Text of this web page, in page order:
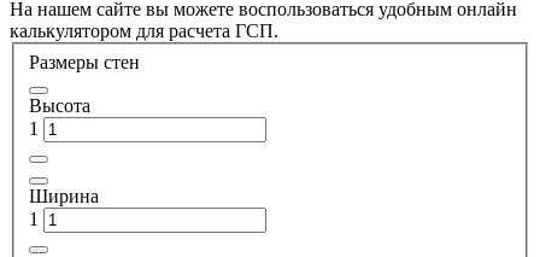
На нашем сайте вы можете воспользоваться удобным онлайн
калькулятором для расчета ГСП.
Размеры стен
Высота
1
Ширина
1